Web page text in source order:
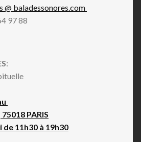
@ baladessonores.com
97 88
:
PARIS
11h30 à 19h30